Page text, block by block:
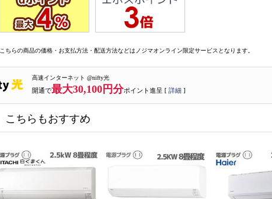
こちらの商品の価格・お支払方法・配送方法などはノジマオンライン限定サービスとなります。
高速インターネット @nifty光
開通で最大30,100円分ポイント進呈 [ 詳細 ]
こちらもおすすめ